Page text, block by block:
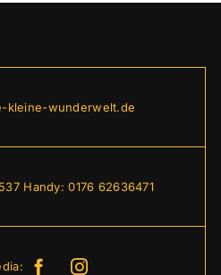
kleine-wunderwelt.de
Handy:0176 62636471